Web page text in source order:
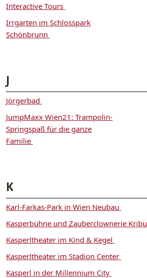
Interactive Tours
Irrgarten im Schlosspark
Schönbrunn
J
Jörgerbad
JumpMaxx Wien21: Trampolin-
Springspaß für die ganze
Familie
K
Karl-Farkas-Park in Wien Neubau
Kasperbühne und Zauberclownerie Kribu
Kasperltheater im Kind & Kegel
Kasperltheater im Stadion Center
Kasperl in der Millennium City